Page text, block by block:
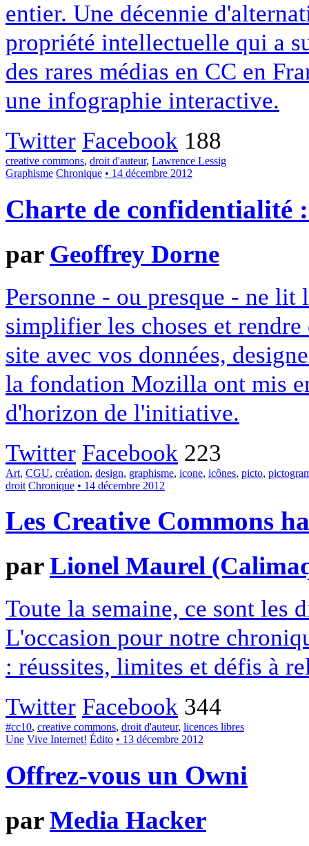
entier. Une décennie
propriété intellectuelle qui a
des rares médias en CC en
une infographie interactive.
Twitter Facebook 188
creative commons, droit d'auteur, Lawrence Lessig
Graphisme Chronique • 14 décembre 2012
Charte de confidentialité
par Geoffrey Dorne
Personne - ou presque - ne
simplifier les choses et
site avec vos données,
la fondation Mozilla ont mis
d'horizon de l'initiative.
Twitter Facebook 223
Art, CGU, création, design, graphisme, icone, icônes, picto,
droit Chronique • 14 décembre 2012
Les Creative Commons
parLionel Maurel
Toute la semaine, ce sont les
L'occasion pour notre
: réussites, limites et défis à
Twitter Facebook 344
#cc10, creative commons, droit d'auteur, licences libres
Une Vive Internet! Édito • 13 décembre 2012
Offrez-vous un Owni
parMedia Hacker